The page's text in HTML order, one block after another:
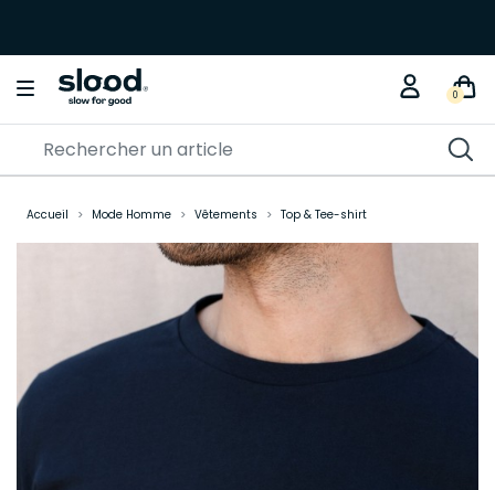
0
Accueil Mode Homme Vêtements Top & Tee-shirt